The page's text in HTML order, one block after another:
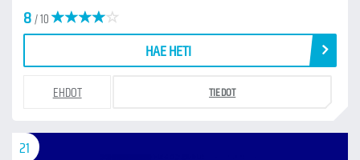
8/ 10
HAE HETI
EHDOT TIEDOT
21